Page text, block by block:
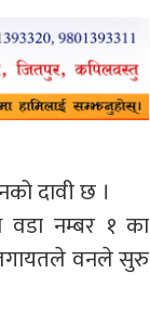
दावी छ ।
वडा नम्बर १ का
लगायतले वनले सुरु